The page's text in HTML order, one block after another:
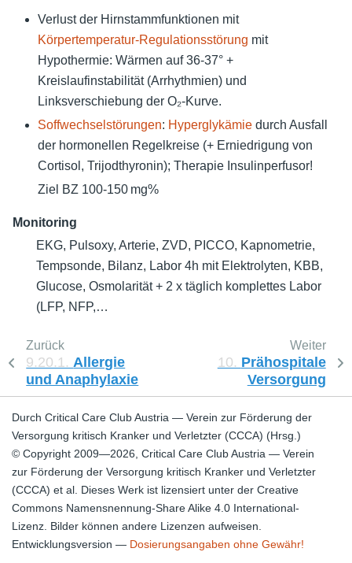
Verlust der Hirnstammfunktionen mit
Körpertemperatur-Regulationsstörung mit
Hypothermie: Wärmen auf 36-37° +
Kreislaufinstabilität (Arrhythmien) und
Linksverschiebung der O₂-Kurve.
Soffwechselstörungen: Hyperglykämie durch Ausfall
der hormonellen Regelkreise (+ Erniedrigung von
Cortisol, Trijodthyronin); Therapie Insulinperfusor!
Ziel BZ 100-150 mg%
Monitoring
EKG, Pulsoxy, Arterie, ZVD, PICCO, Kapnometrie,
Tempsonde, Bilanz, Labor 4h mit Elektrolyten, KBB,
Glucose, Osmolarität + 2 x täglich komplettes Labor
(LFP, NFP,…
Zurück
9.20.1. Allergie
und Anaphylaxie
Weiter
10. Prähospitale
Versorgung
Durch Critical Care Club Austria — Verein zur Förderung der
Versorgung kritisch Kranker und Verletzter (CCCA) (Hrsg.)
© Copyright 2009—2026, Critical Care Club Austria — Verein
zur Förderung der Versorgung kritisch Kranker und Verletzter
(CCCA) et al. Dieses Werk ist lizensiert unter der Creative
Commons Namensnennung-Share Alike 4.0 International-
Lizenz. Bilder können andere Lizenzen aufweisen.
Entwicklungsversion — Dosierungsangaben ohne Gewähr!